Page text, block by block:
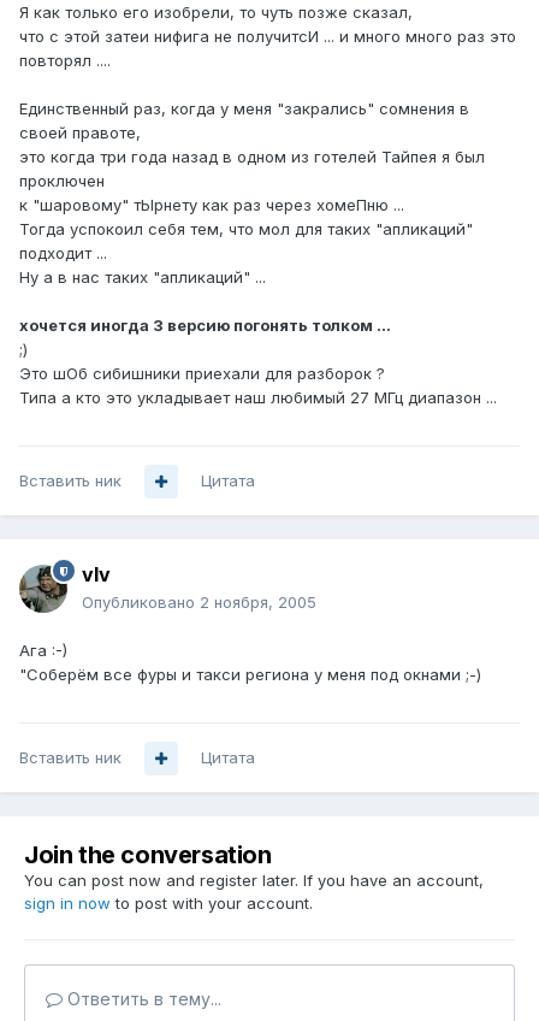
Я как только его изобрели, то чуть позже сказал,
что с этой затеи нифига не получитсИ ... и много много раз это
повторял ....
Единственный раз, когда у меня "закрались" сомнения в
своей правоте,
это когда три года назад в одном из готелей Тайпея я был
проключен
к "шаровому" тЫрнету как раз через хомеПню ...
Тогда успокоил себя тем, что мол для таких "апликаций"
подходит ...
Ну а в нас таких "апликаций" ...
хочется иногда 3 версию погонять толком ...
;)
Это шОб сибишники приехали для разборок ?
Типа а кто это укладывает наш любимый 27 МГц диапазон ...
Вставить ник Цитата
vIv
Опубликовано 2 ноября, 2005
Ага :-)
"Соберём все фуры и такси региона у меня под окнами ;-)
Вставить ник Цитата
Join the conversation
You can post now and register later. If you have an account,
sign in now to post with your account.
Ответить в тему...